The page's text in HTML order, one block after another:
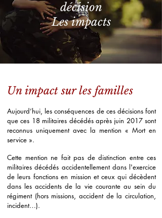
décision
Les impacts
Un impact sur les familles
Aujourd’hui, les conséquences de ces décisions font
que ces 18 militaires décédés après juin 2017 sont
reconnus uniquement avec la mention « Mort en
service ».
Cette mention ne fait pas de distinction entre ces
militaires décédés accidentellement dans l'exercice
de leurs fonctions en mission et ceux qui décèdent
dans les accidents de la vie courante au sein du
régiment (hors missions, accident de la circulation,
incident…).